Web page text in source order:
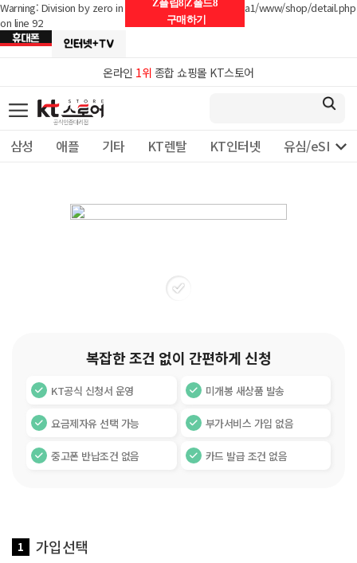
Warning: Division by zero in /home/hosting_users/telpia1/www/shop/detail.php
on line 92
온라인 1위 종합 쇼핑몰 KT스토어
삼성 애플 기타 KT렌탈 KT인터넷 유심/eSIM 개

Z플립8|Z폴드8
구매하기
복잡한 조건 없이 간편하게 신청
KT공식 신청서 운영 미개봉 새상품 발송
요금제자유 선택 가능 부가서비스 가입 없음
중고폰 반납조건 없음 카드 발급 조건 없음
1 가입선택